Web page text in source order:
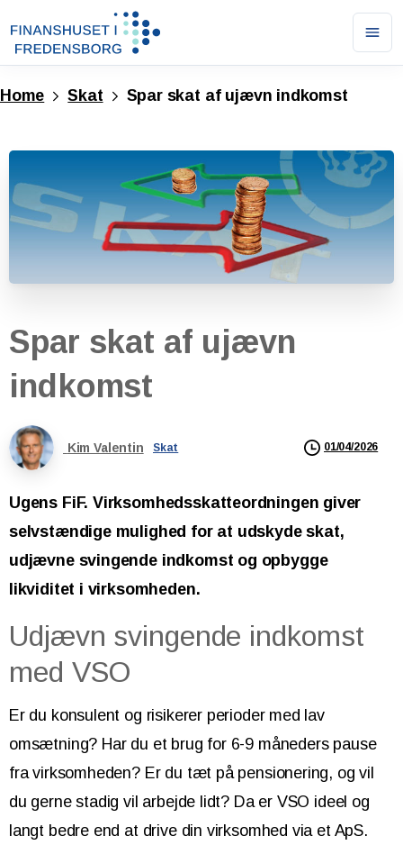
Home
Skat Spar skat af ujævn indkomst
Spar skat af ujævn
indkomst
Kim Valentin Skat 01/04/2026
Ugens FiF. Virksomhedsskatteordningen giver
selvstændige mulighed for at udskyde skat,
udjævne svingende indkomst og opbygge
likviditet i virksomheden.
Udjævn svingende indkomst
med VSO
Er du konsulent og risikerer perioder med lav
omsætning? Har du et brug for 6-9 måneders pause
fra virksomheden? Er du tæt på pensionering, og vil
du gerne stadig vil arbejde lidt? Da er VSO ideel og
langt bedre end at drive din virksomhed via et ApS.